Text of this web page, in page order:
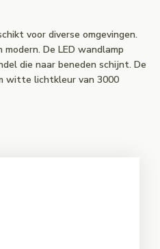
voor diverse omgevingen.
De LED wandlamp
die naar beneden schijnt. De
witte lichtkleur van 3000